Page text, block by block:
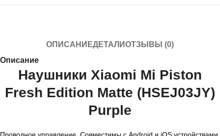
ОПИСАНИЕДЕТАЛИОТЗЫВЫ (0)
Описание
Наушники Xiaomi Mi Piston
Fresh Edition Matte (HSEJ03JY)
Purple